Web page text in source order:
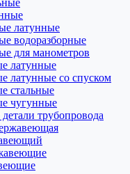
латунные
водоразборные
для манометров
латунные
латунные со спуском
стальные
чугунные
трубопровода